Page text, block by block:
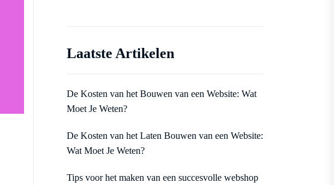
Laatste Artikelen
De Kosten van het Bouwen van een Website: Wat
Moet Je Weten?
De Kosten van het Laten Bouwen van een Website:
Wat Moet Je Weten?
Tips voor het maken van een succesvolle webshop